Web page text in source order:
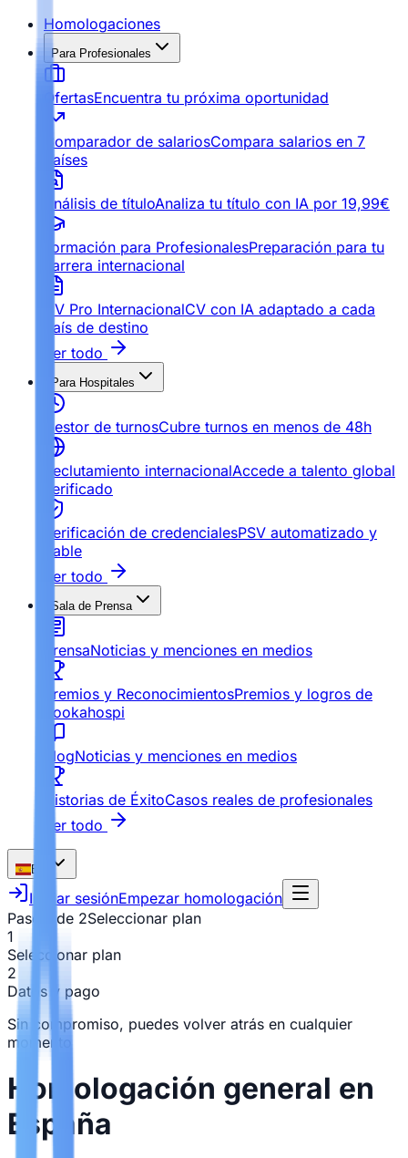
Homologaciones
Para Profesionales
OfertasEncuentra tu próxima oportunidad
Comparador de salariosCompara salarios en 7
países
Análisis de títuloAnaliza tu título con IA por 19,99€
Formación para ProfesionalesPreparación para tu
carrera internacional
CV Pro InternacionalCV con IA adaptado a cada
país de destino
Ver todo
Para Hospitales
Gestor de turnosCubre turnos en menos de 48h
Reclutamiento internacionalAccede a talento global
verificado
Verificación de credencialesPSV automatizado y
fiable
Ver todo
Sala de Prensa
PrensaNoticias y menciones en medios
Premios y ReconocimientosPremios y logros de
Bookahospi
BlogNoticias y menciones en medios
Historias de ÉxitoCasos reales de profesionales
Ver todo
ES
Iniciar sesiónEmpezar homologación
Paso 1 de 2Seleccionar plan
1
Seleccionar plan
2
Datos y pago
Sin compromiso, puedes volver atrás en cualquier
momento
Homologación general en
España